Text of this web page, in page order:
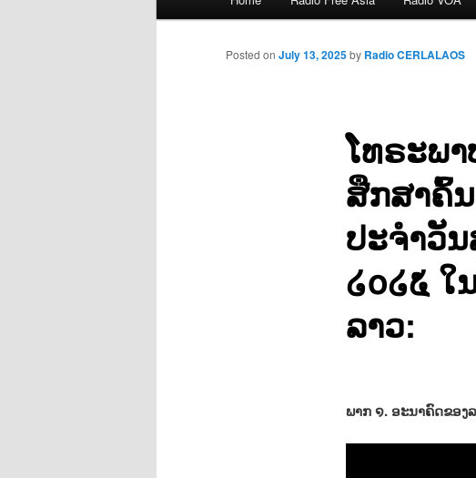
ໂທຣະພ
ສືກສາຄົ້
ປະຈຳວັ
໒໐໒໕ ໃ
ລາວ:
Posted on July 13, 2025by Radio CERLALAOS
ພາກ ໑. ອະນາຄົດຂອງ